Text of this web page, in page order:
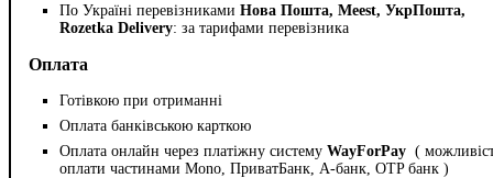
По Україні перевізниками Нова Пошта, Meest, УкрПошта,
Rozetka Delivery: за тарифами перевізника
Оплата
Готівкою при отриманні
Оплата банківською карткою
Оплата онлайн через платіжну систему WayForPay (
оплати частинами Mono, ПриватБанк, А-банк, OTP банк )